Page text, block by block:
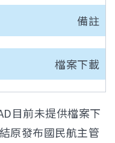
備註
檔案下載
目前未提供檔案下
原發布國民航主管